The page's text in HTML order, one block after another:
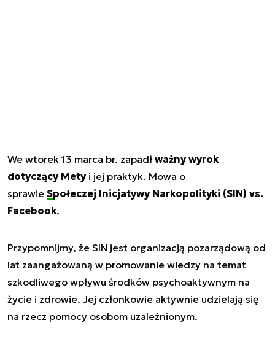
We wtorek 13 marca br. zapadłważny wyrok
dotyczący Metyi jej praktyk. Mowa o
sprawie Społeczej Inicjatywy Narkopolityki (SIN) vs.
Facebook.
Przypomnijmy, że SIN jest organizacją pozarządową od
lat zaangażowaną w promowanie wiedzy na temat
szkodliwego wpływu środków psychoaktywnym na
życie i zdrowie. Jej członkowie aktywnie udzielają się
na rzecz pomocy osobom uzależnionym.